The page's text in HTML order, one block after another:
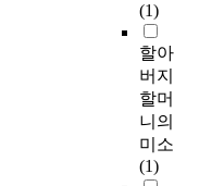
(1)
할아
버지
할머
니의
미소
(1)